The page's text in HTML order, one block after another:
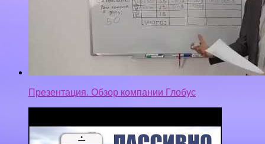
Презентация. Обзор компании Глобус